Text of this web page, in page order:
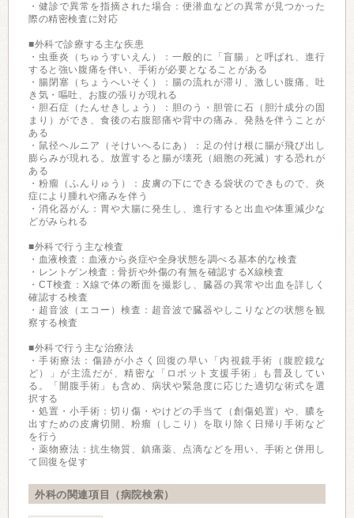
・健診で異常を指摘された場合：便潜血などの異常が見つかった
際の精密検査に対応
■外科で診療する主な疾患
・虫垂炎（ちゅうすいえん）：一般的に「盲腸」と呼ばれ、進行
すると強い腹痛を伴い、手術が必要となることがある
・腸閉塞（ちょうへいそく）：腸の流れが滞り、激しい腹痛、吐
き気・嘔吐、お腹の張りが現れる
・胆石症（たんせきしょう）：胆のう・胆管に石（胆汁成分の固
まり）ができ、食後の右腹部痛や背中の痛み、発熱を伴うことが
ある
・鼠径ヘルニア（そけいへるにあ）：足の付け根に腸が飛び出し
膨らみが現れる。放置すると腸が壊死（細胞の死滅）する恐れが
ある
・粉瘤（ふんりゅう）：皮膚の下にできる袋状のできもので、炎
症により腫れや痛みを伴う
・消化器がん：胃や大腸に発生し、進行すると出血や体重減少な
どがみられる
■外科で行う主な検査
・血液検査：血液から炎症や全身状態を調べる基本的な検査
・レントゲン検査：骨折や外傷の有無を確認するX線検査
・CT検査：X線で体の断面を撮影し、臓器の異常や出血を詳しく
確認する検査
・超音波（エコー）検査：超音波で臓器やしこりなどの状態を観
察する検査
■外科で行う主な治療法
・手術療法：傷跡が小さく回復の早い「内視鏡手術（腹腔鏡な
ど）」が主流だが、精密な「ロボット支援手術」も普及してい
る。「開腹手術」も含め、病状や緊急度に応じた適切な術式を選
択する
・処置・小手術：切り傷・やけどの手当て（創傷処置）や、膿を
出すための皮膚切開、粉瘤（しこり）を取り除く日帰り手術など
を行う
・薬物療法：抗生物質、鎮痛薬、点滴などを用い、手術と併用し
て回復を促す
外科の関連項目（病院検索）